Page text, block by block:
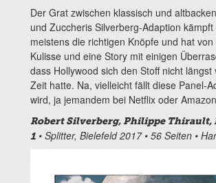
Der Grat zwischen klassisch und
und Zuccheris Silverberg-Adaption
meistens die richtigen Knöpfe und hat
Kulisse und eine Story mit einigen
dass Hollywood sich den Stoff nicht
Zeit hatte. Na, vielleicht fällt diese Panel-
wird, ja jemandem bei Netflix oder
Robert Silverberg, Philippe Thirault,
1• Splitter, Bielefeld 2017 • 56 Seiten •